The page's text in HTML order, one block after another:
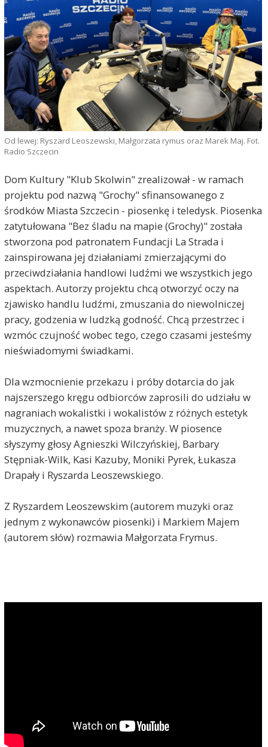
Od lewej: Ryszard Leoszewski, Małgorzata rymus oraz Marek Maj. Fot.
Radio Szczecin
Dom Kultury "Klub Skolwin" zrealizował - w ramach
projektu pod nazwą "Grochy" sfinansowanego z
środków Miasta Szczecin - piosenkę i teledysk. Piosenka
zatytułowana "Bez śladu na mapie (Grochy)" została
stworzona pod patronatem Fundacji La Strada i
zainspirowana jej działaniami zmierzającymi do
przeciwdziałania handlowi ludźmi we wszystkich jego
aspektach. Autorzy projektu chcą otworzyć oczy na
zjawisko handlu ludźmi, zmuszania do niewolniczej
pracy, godzenia w ludzką godność. Chcą przestrzec i
wzmóc czujność wobec tego, czego czasami jesteśmy
nieświadomymi świadkami.
Dla wzmocnienie przekazu i próby dotarcia do jak
najszerszego kręgu odbiorców zaprosili do udziału w
nagraniach wokalistki i wokalistów z różnych estetyk
muzycznych, a nawet spoza branży. W piosence
słyszymy głosy Agnieszki Wilczyńskiej, Barbary
Stępniak-Wilk, Kasi Kazuby, Moniki Pyrek, Łukasza
Drapały i Ryszarda Leoszewskiego.
Z Ryszardem Leoszewskim (autorem muzyki oraz
jednym z wykonawców piosenki) i Markiem Majem
(autorem słów) rozmawia Małgorzata Frymus.